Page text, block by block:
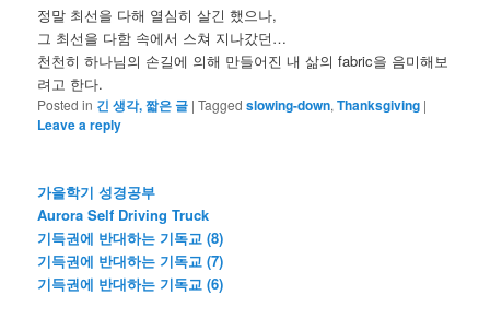
정말 최선을 다해 열심히 살긴 했으나,
그 최선을 다함 속에서 스쳐 지나갔던…
천천히 하나님의 손길에 의해 만들어진 내 삶의 fabric을 음미해보
려고 한다.
Posted in 긴 생각, 짧은 글 |Tagged slowing-down,Thanksgiving |
Leave a reply
가을학기 성경공부
Aurora Self Driving Truck
기득권에 반대하는 기독교 (8)
기득권에 반대하는 기독교 (7)
기득권에 반대하는 기독교 (6)